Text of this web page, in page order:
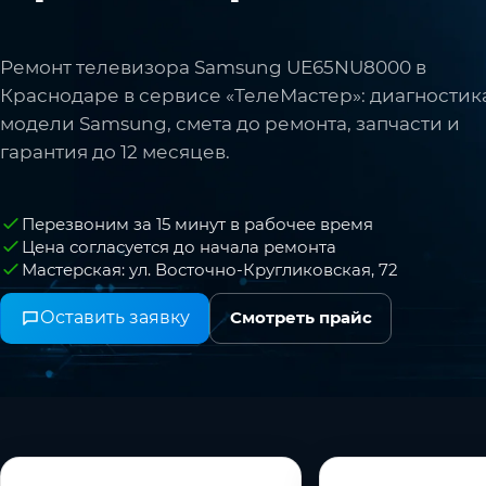
Ремонт телевизора Samsung UE65NU8000 в
Краснодаре в сервисе «ТелеМастер»:
модели Samsung, смета до ремонта, запчасти и
гарантия до 12 месяцев.
Перезвоним за 15 минут в рабочее время
Цена согласуется до начала ремонта
Мастерская: ул. Восточно-Кругликовская, 72
Оставить заявку Смотреть прайс